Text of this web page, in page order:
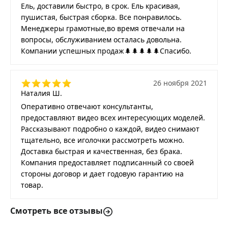
Ель, доставили быстро, в срок. Ель красивая,
пушистая, быстрая сборка. Все понравилось.
Менеджеры грамотные,во время отвечали на
вопросы, обслуживанием осталась довольна.
Компании успешных продаж🌲🌲🌲🌲🌲Спасибо.
Наталия Ш.
26 ноября 2021
Оперативно отвечают консультанты,
предоставляют видео всех интересующих моделей.
Рассказывают подробно о каждой, видео снимают
тщательно, все иголочки рассмотреть можно.
Доставка быстрая и качественная, без брака.
Компания предоставляет подписанный со своей
стороны договор и дает годовую гарантию на
товар.
Смотреть все отзывы